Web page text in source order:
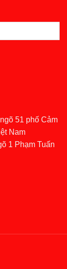
51 phố Cảm
Nam
1 Phạm Tuấn